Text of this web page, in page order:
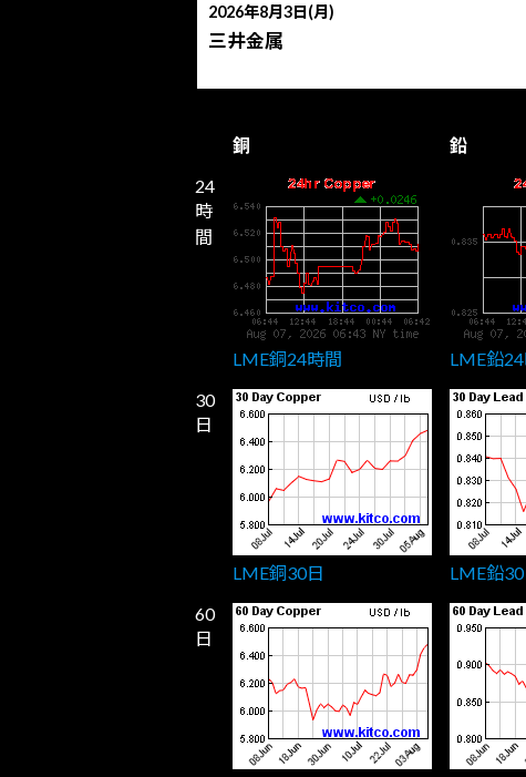
2026年8月3日(月)
三井金属
銅 鉛
24
時
間
LME銅24時間 LME鉛
30
日
LME銅30日 LME鉛30
60
日